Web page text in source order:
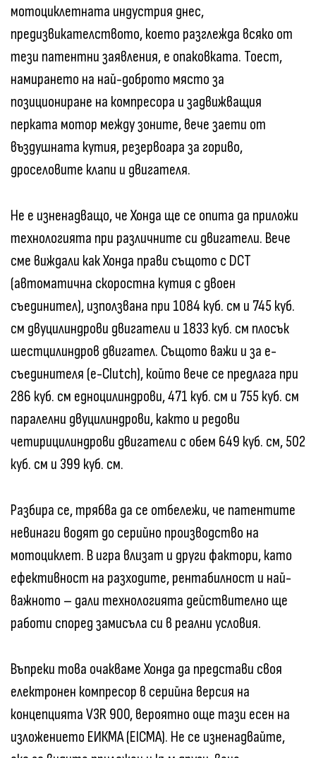
мотоциклетната индустрия днес,
предизвикателството, което разглежда всяко от
тези патентни заявления, е опаковката. Тоест,
намирането на най-доброто място за
позициониране на компресора и задвижващия
перката мотор между зоните, вече заети от
въздушната кутия, резервоара за гориво,
дроселовите клапи и двигателя.
Не е изненадващо, че Хонда ще се опита да приложи
технологията при различните си двигатели. Вече
сме виждали как Хонда прави същото с DCT
(автоматична скоростна кутия с двоен
съединител), използвана при 1084 куб. см и 745 куб.
см двуцилиндрови двигатели и 1833 куб. см плосък
шестцилиндров двигател. Същото важи и за е-
съединителя (e-Clutch), който вече се предлага при
286 куб. см едноцилиндрови, 471 куб. см и 755 куб. см
паралелни двуцилиндрови, както и редови
четирицилиндрови двигатели с обем 649 куб. см, 502
куб. см и 399 куб. см.
Разбира се, трябва да се отбележи, че патентите
невинаги водят до серийно производство на
мотоциклет. В игра влизат и други фактори, като
ефективност на разходите, рентабилност и най-
важното – дали технологията действително ще
работи според замисъла си в реални условия.
Въпреки това очакваме Хонда да представи своя
електронен компресор в серийна версия на
концепцията V3R 900, вероятно още тази есен на
изложението ЕИКМА (EICMA). Не се изненадвайте,